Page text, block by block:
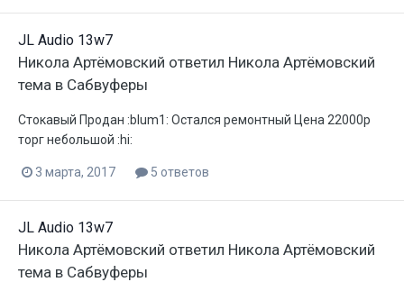
JL Audio 13w7
Никола Артёмовский ответил Никола Артёмовский
тема в Сабвуферы
Стокавый Продан :blum1: Остался ремонтный Цена 22000р
торг небольшой :hi:
3 марта, 2017 5 ответов
JL Audio 13w7
Никола Артёмовский ответил Никола Артёмовский
тема в Сабвуферы